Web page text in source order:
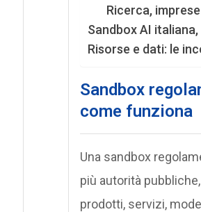
Ricerca,
Sandbox AI
Risorse e dati: le
Sandbox
come funziona
Una sandbox
più autorità
prodotti, servizi,